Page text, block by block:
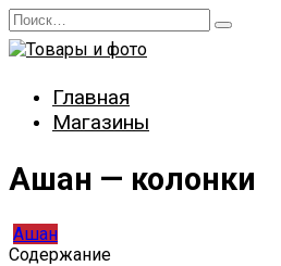
Перейти
к
содержанию
Search
for:
Главная
Магазины
Ашан — колонки
Ашан
Содержание